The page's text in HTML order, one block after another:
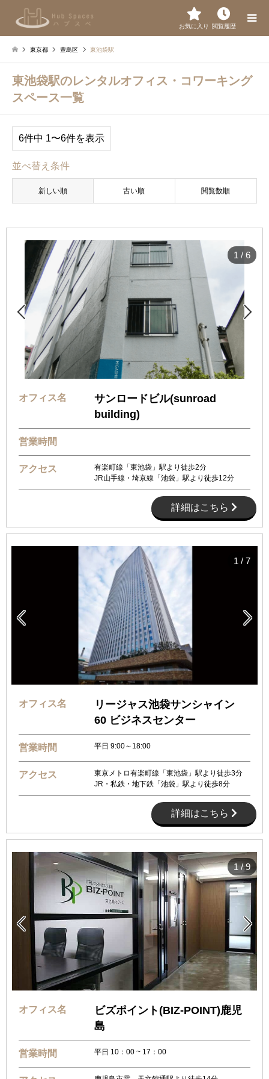
お気に入り 閲覧履歴
東京都 豊島区 東池袋駅
東池袋駅のレンタルオフィス・コワーキング
スペース一覧
6件中 1〜6件を表示
並べ替え条件
新しい順 古い順 閲覧数順
 
1 / 6
オフィス名
サンロードビル(sunroad
building)
営業時間
アクセス
有楽町線「東池袋」駅より徒歩2分
JR山手線・埼京線「池袋」駅より徒歩12分
詳細はこちら
 
1 / 7
オフィス名
リージャス池袋サンシャイン
60 ビジネスセンター
営業時間 平日 9:00～18:00
アクセス
東京メトロ有楽町線「東池袋」駅より徒歩3分
JR・私鉄・地下鉄「池袋」駅より徒歩8分
詳細はこちら
 
1/9
オフィス名
ビズポイント(BIZ-POINT)鹿児
島
営業時間 平日 10：00 ~ 17：00